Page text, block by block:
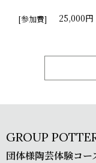
[参加費] 25,000円
GROUP
団体様陶芸体験コー